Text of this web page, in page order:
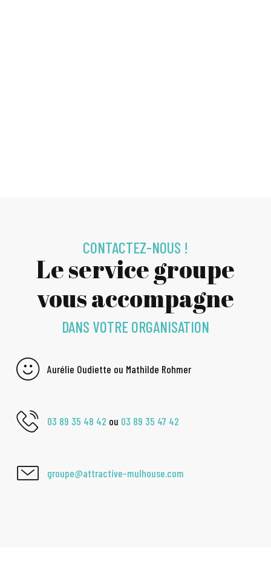
CONTACTEZ-NOUS !
Le service groupe
vous accompagne
DANS VOTRE ORGANISATION
Aurélie Oudiette ou Mathilde Rohmer
03 89 35 48 42 ou 03 89 35 47 42
groupe@attractive-mulhouse.com